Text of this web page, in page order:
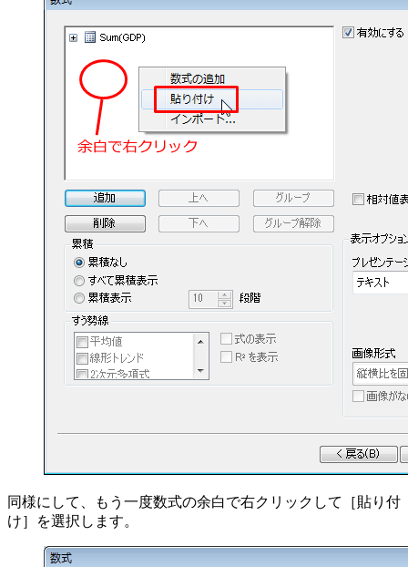
同様にして、もう一度数式の余白で右クリックして［貼り付
け］を選択します。